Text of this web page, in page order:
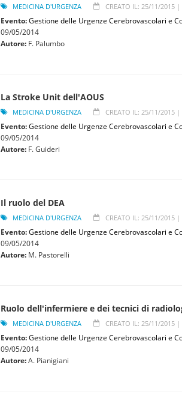
MEDICINA D'URGENZA CREATO IL: 25/11/2015 |
Evento:Gestione delle Urgenze Cerebrovascolari e
09/05/2014
Autore: F. Palumbo
La Stroke Unit dell'AOUS
MEDICINA D'URGENZA CREATO IL: 25/11/2015 |
Evento:Gestione delle Urgenze Cerebrovascolari e
09/05/2014
Autore: F. Guideri
Il ruolo del DEA
MEDICINA D'URGENZA CREATO IL: 25/11/2015 |
Evento:Gestione delle Urgenze Cerebrovascolari e
09/05/2014
Autore: M. Pastorelli
Ruolo dell'infermiere e dei tecnici di
MEDICINA D'URGENZA CREATO IL: 25/11/2015 |
Evento:Gestione delle Urgenze Cerebrovascolari e
09/05/2014
Autore:A. Pianigiani